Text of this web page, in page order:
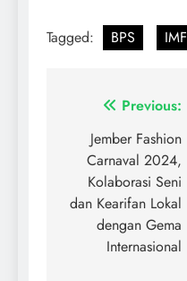
Tagged: BPS IMF
Previous:
Jember Fashion
Carnaval 2024,
Kolaborasi Seni
dan Kearifan Lokal
dengan Gema
Internasional